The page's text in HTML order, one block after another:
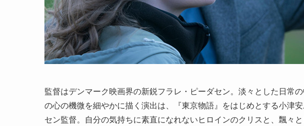
監督はデンマーク映画界の新鋭フラレ・ピーダセン。淡々とした日常
の心の機微を細やかに描く演出は、『東京物語』をはじめとする小津
セン監督。自分の気持ちに素直になれないヒロインのクリスと、飄々